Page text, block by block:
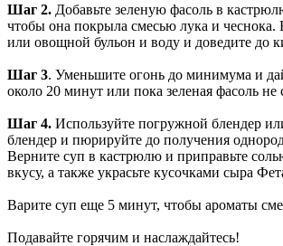
Шаг 2. Добавьте зеленую фасоль в
чтобы она покрыла смесью лука и чеснока.
или овощной бульон и воду и доведите до
Шаг 3. Уменьшите огонь до минимума и
около 20 минут или пока зеленая фасоль не
Шаг 4. Используйте погружной блендер
блендер и пюрируйте до получения
Верните суп в кастрюлю и приправьте
вкусу, а также украсьте кусочками сыра
Варите суп еще 5 минут, чтобы ароматы
Подавайте горячим и наслаждайтесь!